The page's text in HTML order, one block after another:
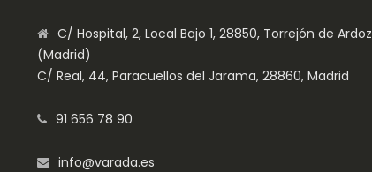
C/ Hospital, 2, Local Bajo 1, 28850, Torrejón de Ardoz
(Madrid)
C/ Real, 44, Paracuellos del Jarama, 28860, Madrid
91 656 78 90
info@varada.es